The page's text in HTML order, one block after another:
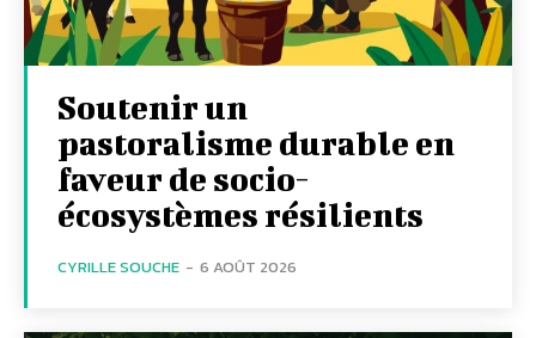
Soutenir un
pastoralisme durable en
faveur de socio-
écosystèmes résilients
CYRILLE SOUCHE - 6 AOÛT 2026